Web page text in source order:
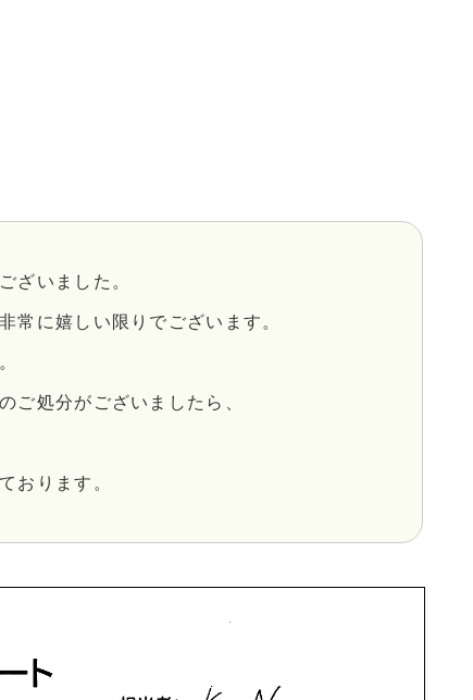
ざいました。
常に嬉しい限りでございます。
ご処分がございましたら、
おります。